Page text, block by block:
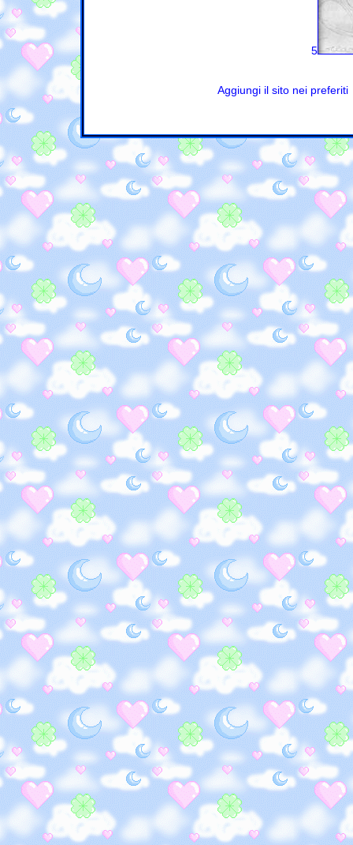
5
Aggiungi il sito nei preferiti